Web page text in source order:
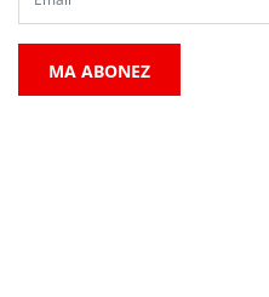
MA ABONEZ